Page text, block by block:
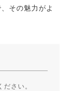
その魅力がよ
さい。